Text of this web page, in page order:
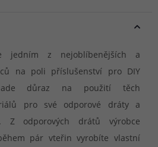
jedním z nejoblíbenějších a
na poli příslušenství pro DIY
důraz na použití těch
pro své odporové dráty a
Z odporových drátů výrobce
pár vteřin vyrobíte vlastní